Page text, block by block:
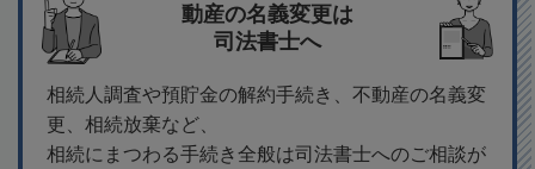
動産の名義変更は
司法書士へ
相続人調査や預貯金の解約手続き、不動産の名義変
更、相続放棄など、
相続にまつわる手続き全般は司法書士へのご相談が